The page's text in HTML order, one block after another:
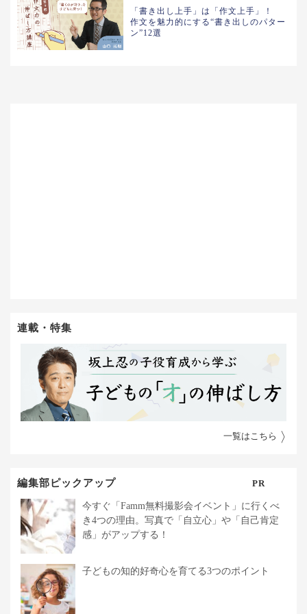
「書き出し上手」は「作文上手」！
作文を魅力的にする“書き出しのパター
ン”12選
連載・特集
一覧はこちら
編集部ピックアップ PR
今すぐ「Famm無料撮影会イベント」に行くべ
き4つの理由。写真で「自立心」や「自己肯定
感」がアップする！
子どもの知的好奇心を育てる3つのポイント